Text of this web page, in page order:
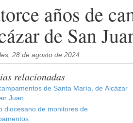
años de
de San
28 de agosto de 2024
relacionadas
de Santa María, de Alcázar
Juan
diocesano de monitores de